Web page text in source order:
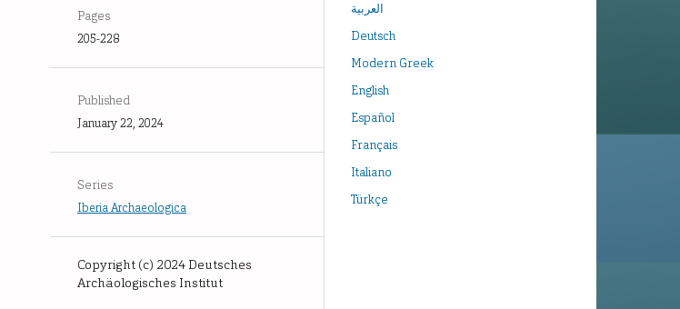
Pages
205-228
Published
January 22, 2024
Series
Iberia Archaeologica
Copyright (c) 2024 Deutsches
Archäologisches Institut
العربية
Deutsch
Modern Greek
English
Español
Français
Italiano
Türkçe